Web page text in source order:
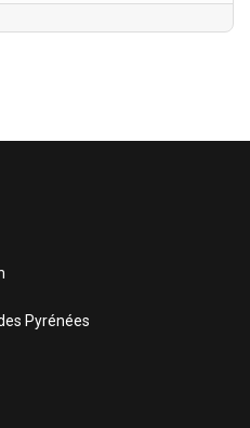
Pyrénées